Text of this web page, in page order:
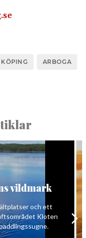
KÖPING ARBOGA
vildmark
och ett
Kloten